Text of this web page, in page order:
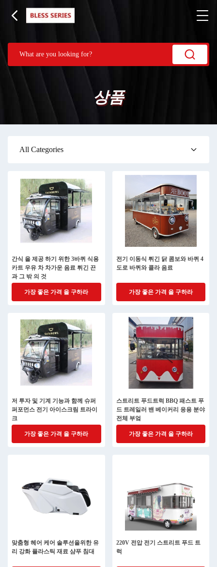
상품
All Categories
간식 을 제공 하기 위한 3바퀴 식용
카트 우유 차 차가운 음료 튀긴 끈
과 그 밖 의 것
가장 좋은 가격 을 구하라
전기 이동식 튀긴 닭 콤보와 바퀴 4
도로 바퀴와 콜라 음료
가장 좋은 가격 을 구하라
저 투자 및 기계 기능과 함께 슈퍼
퍼포먼스 전기 아이스크림 트라이
크
가장 좋은 가격 을 구하라
스트리트 푸드트럭 BBQ 패스트 푸
드 트레일러 밴 베이커리 응용 분야
전체 부엌
가장 좋은 가격 을 구하라
맞춤형 헤어 케어 솔루션을위한 유
리 강화 플라스틱 재료 샴푸 침대
220V 전압 전기 스트리트 푸드 트
럭